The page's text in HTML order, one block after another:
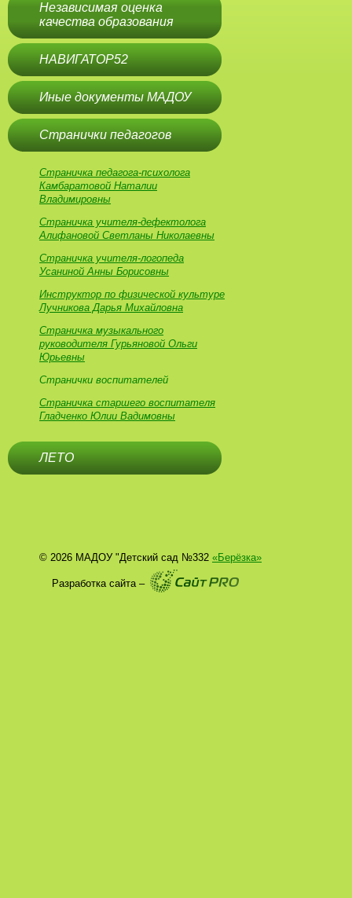
Независимая оценка
качества образования
НАВИГАТОР52
Иные документы МАДОУ
Странички педагогов
Страничка педагога-психолога
Камбаратовой Наталии
Владимировны
Страничка учителя-дефектолога
Алифановой Светланы Николаевны
Страничка учителя-логопеда
Усаниной Анны Борисовны
Инструктор по физической культуре
Лучникова Дарья Михайловна
Страничка музыкального
руководителя Гурьяновой Ольги
Юрьевны
Странички воспитателей
Страничка старшего воспитателя
Гладченко Юлии Вадимовны
ЛЕТО
© 2026 МАДОУ "Детский сад №332 «Берёзка»
Разработка сайта –